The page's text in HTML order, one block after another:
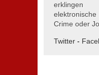
erklingen
Crime oder
Twitter -